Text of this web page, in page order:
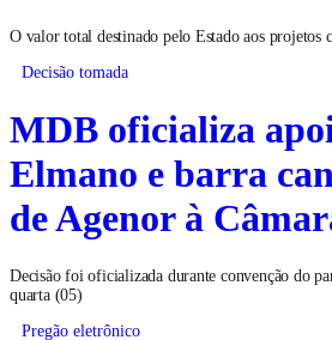
O valor total destinado pelo Estado aos projetos
Decisão tomada
MDB oficializa
Elmano e barra
de Agenor à
Decisão foi oficializada durante convenção do
quarta (05)
Pregão eletrônico